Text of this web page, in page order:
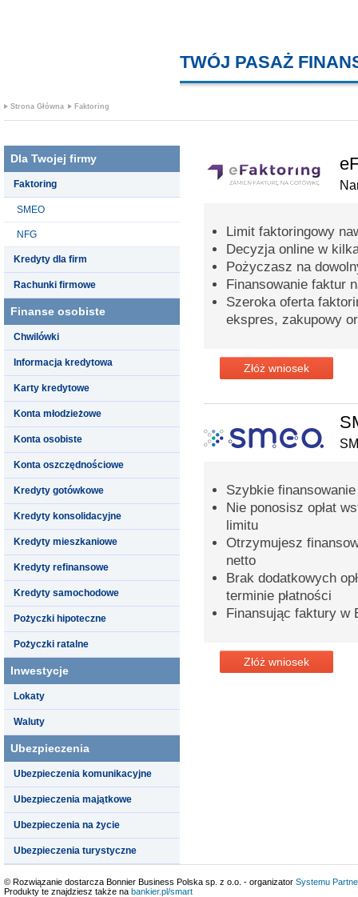
TWÓJ PASAŻ
Strona Główna Faktoring
Dla Twojej firmy
Faktoring
SMEO
NFG
Kredyty dla firm
Rachunki firmowe
Finanse osobiste
Chwilówki
Informacja kredytowa
Karty kredytowe
Konta młodzieżowe
Konta osobiste
Konta oszczędnościowe
Kredyty gotówkowe
Kredyty konsolidacyjne
Kredyty mieszkaniowe
Kredyty refinansowe
Kredyty samochodowe
Pożyczki hipoteczne
Pożyczki ratalne
Inwestycje
Lokaty
Waluty
Ubezpieczenia
Ubezpieczenia komunikacyjne
Ubezpieczenia majątkowe
Ubezpieczenia na życie
Ubezpieczenia turystyczne
Limit faktoringowy
Decyzja online w
Pożyczasz na
Finansowanie faktur
Szeroka oferta
ekspres, zakupowy
Złóż wniosek
Szybkie
Nie ponosisz opłat
limitu
Otrzymujesz
netto
Brak dodatkowych
terminie płatności
Finansując faktury w
Złóż wniosek
© Rozwiązanie dostarcza Bonnier Business Polska sp. z o.o. - organizator Systemu
Produkty te znajdziesz także na bankier.pl/smart